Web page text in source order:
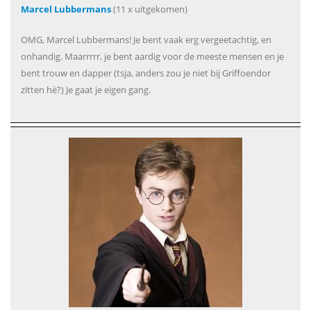
Marcel Lubbermans(11 x uitgekomen)
OMG, Marcel Lubbermans! Je bent vaak erg vergeetachtig, en
onhandig. Maarrrrr, je bent aardig voor de meeste mensen en je
bent trouw en dapper (tsja, anders zou je niet bij Griffoendor
zitten hè?) Je gaat je eigen gang.